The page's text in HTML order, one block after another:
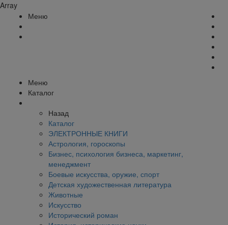
Array
Меню
Меню
Каталог
Назад
Каталог
ЭЛЕКТРОННЫЕ КНИГИ
Астрология, гороскопы
Бизнес, психология бизнеса, маркетинг,
менеджмент
Боевые искусства, оружие, спорт
Детская художественная литература
Животные
Искусство
Исторический роман